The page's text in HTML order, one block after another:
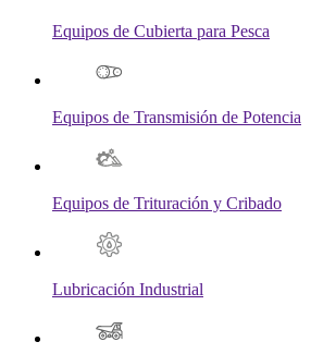
Equipos de Cubierta para Pesca
Equipos de Transmisión de Potencia
Equipos de Trituración y Cribado
Lubricación Industrial